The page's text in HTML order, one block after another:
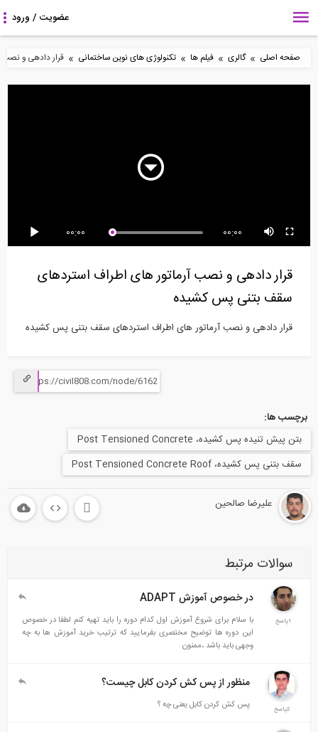
صفحه اصلی » گالری » فیلم ها » تکنولوژی های نوین ساختمانی » قرار دادهی و نصب
انیمیشن مقایسه رفتار
60:00
دیوار گهواره ای...
60:00
(مهندس پورصدر)، آیا...
00:00 00:00
قرار دادهی و نصب آرماتور های اطراف استردهای
سقف بتنی پس کشیده
قرار دادهی و نصب آرماتور های اطراف استردهای سقف بتنی پس کشیده
برچسب ها:
بتن پیش تنیده پس کشیده، Post Tensioned Concrete
سقف بتنی پس کشیده، Post Tensioned Concrete Roof
علیرضا صالحین
سوالات مرتبط
در خصوص آموزش ADAPT
با سلام برای شروع آموزش اول کدام دوره را باید تهیه کنم لطفا در خصوص
این دوره ها توضیح مختصری بفرمایید که ترتیب خرید آموزش ها به چه
وجهی باید باشد ،ممنون
2پاسخ
منظور از پس کش کردن کابل چیست؟
پس کش کردن کابل یعنی چه ؟